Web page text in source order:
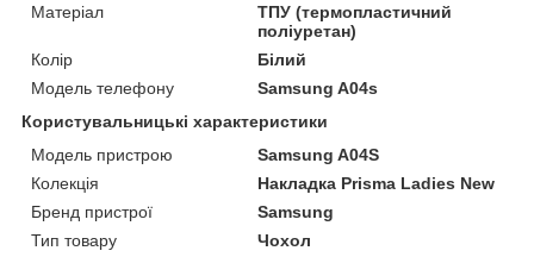
Матеріал
ТПУ (термопластичний
поліуретан)
Колір
Білий
Модель телефону
Samsung A04s
Користувальницькі характеристики
Модель пристрою
Samsung A04S
Колекція
Накладка Prisma Ladies New
Бренд пристрої
Samsung
Тип товару
Чохол